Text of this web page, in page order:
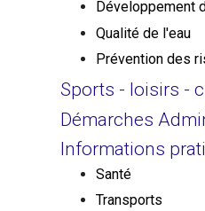
Développement
Qualité de l'eau
Prévention des
Sports - loisirs -
Démarches
Informations
Santé
Transports